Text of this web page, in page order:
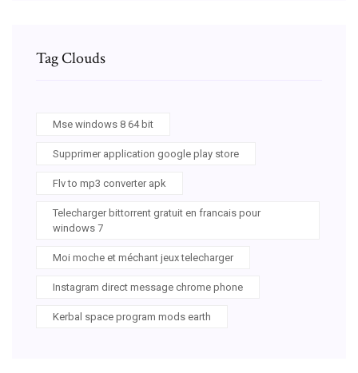
Tag Clouds
Mse windows 8 64 bit
Supprimer application google play store
Flv to mp3 converter apk
Telecharger bittorrent gratuit en francais pour
windows 7
Moi moche et méchant jeux telecharger
Instagram direct message chrome phone
Kerbal space program mods earth